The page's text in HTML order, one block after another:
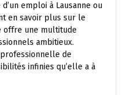
emploi à Lausanne ou
en savoir plus sur le
offre une multitude
ambitieux.
de
infinies qu’elle a à